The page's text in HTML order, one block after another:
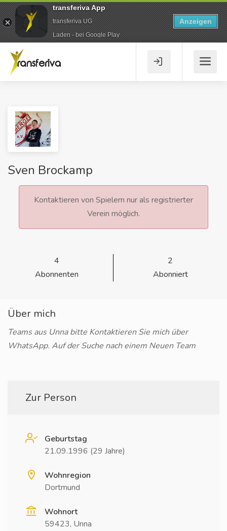
Sven Brockamp
Kontaktieren von Spielern nur als registrierter
Verein möglich.
4
Abonnenten
2
Abonniert
Über mich
Teams aus Unna bitte Kontaktieren Sie mich über
WhatsApp. Auf der Suche nach einem Neuen Team
Zur Person
Geburtstag
21.09.1996 (29 Jahre)
Wohnregion
Dortmund
Wohnort
59423, Unna
transferiva App
transferiva UG
Laden - bei Google Play
Anzeigen